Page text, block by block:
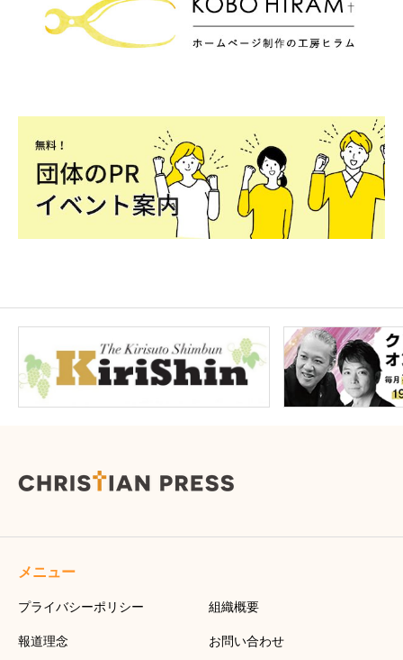
メニュー
プライバシーポリシー 組織概要
報道理念 お問い合わせ